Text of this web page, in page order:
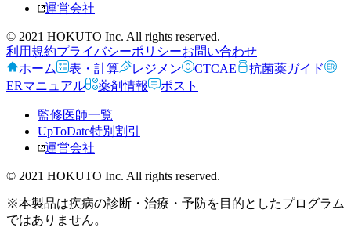
運営会社
© 2021 HOKUTO Inc. All rights reserved.
利用規約プライバシーポリシーお問い合わせ
ホーム
表・計算 レジメン CTCAE
抗菌薬ガイド
ERマニュアル
薬剤情報 ポスト
監修医師一覧
UpToDate特別割引
運営会社
© 2021 HOKUTO Inc. All rights reserved.
※本製品は疾病の診断・治療・予防を目的としたプログラム
ではありません。